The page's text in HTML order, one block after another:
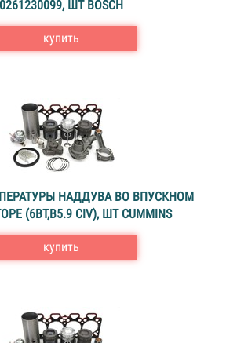
0261230099, ШТ BOSCH
купить
НАДДУВА ВО ВПУСКНОМ
(6BT,B5.9 CIV), ШТ CUMMINS
купить